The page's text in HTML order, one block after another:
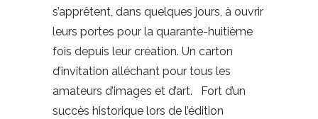
s’apprêtent, dans quelques jours, à ouvrir
leurs portes pour la quarante-huitième
fois depuis leur création. Un carton
d’invitation alléchant pour tous les
amateurs d’images et d’art. Fort d’un
succès historique lors de l’édition